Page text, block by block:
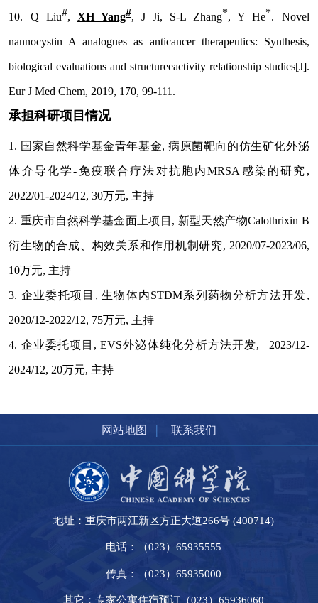
10. Q Liu#, XH Yang#, J Ji, S-L Zhang*, Y He*. Novel
nannocystin A analogues as anticancer therapeutics: Synthesis,
biological evaluations and structureeactivity relationship studies[J].
Eur J Med Chem, 2019, 170, 99-111.
承担科研项目情况
1. 国家自然科学基金青年基金, 病原菌靶向的仿生矿化外泌
体介导化学-免疫联合疗法对抗胞内MRSA感染的研究,
2022/01-2024/12, 30万元, 主持
2. 重庆市自然科学基金面上项目, 新型天然产物Calothrixin B
衍生物的合成、构效关系和作用机制研究, 2020/07-2023/06,
10万元, 主持
3. 企业委托项目, 生物体内STDM系列药物分析方法开发,
2020/12-2022/12, 75万元, 主持
4. 企业委托项目, EVS外泌体纯化分析方法开发, 2023/12-
2024/12, 20万元, 主持
网站地图 | 联系我们
地址：重庆市两江新区方正大道266号 (400714)
电话：（023）65935555
传真：（023）65935000
其它：专家公寓住宿预订（023）65936060